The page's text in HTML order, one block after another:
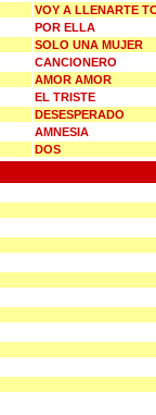
VOY A LLENARTE
POR ELLA
SOLO UNA MUJER
CANCIONERO
AMOR AMOR
EL TRISTE
DESESPERADO
AMNESIA
DOS